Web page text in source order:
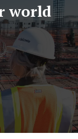
world